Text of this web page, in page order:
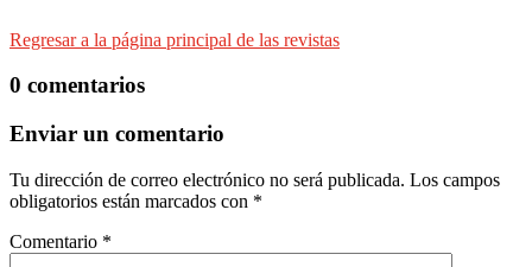
Regresar a la página principal de las revistas
0 comentarios
Enviar un comentario
Tu dirección de correo electrónico no será publicada. Los campos
obligatorios están marcados con *
Comentario *